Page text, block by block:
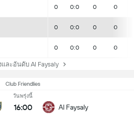
0 0:0 0 0
0 0:0 0 0
0 0:0 0 0
ละอันดับ Al Faysaly
Club Friendlies
วันพรุ่งนี้
16:00 Al Faysaly